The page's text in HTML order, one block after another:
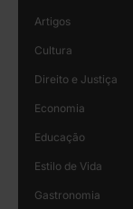
Artigos
Cultura
Direito e Justiça
Economia
Educação
Estilo de Vida
Gastronomia